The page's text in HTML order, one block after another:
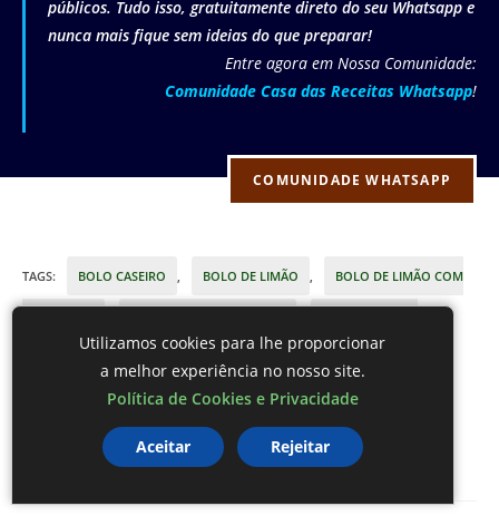
públicos. Tudo isso, gratuitamente direto do seu Whatsapp e
nunca mais fique sem ideias do que preparar!
Entre agora em Nossa Comunidade:
Comunidade Casa das Receitas Whatsapp!
COMUNIDADE WHATSAPP
TAGS: BOLO CASEIRO , BOLO DE LIMÃO , BOLO DE LIMÃO COM
CAFÉ COM BOLO CAFÉ DA TARDE
BOLO DE LIMÃO , RECEITA DE BOLO DE LIMÃO , RECEITA SEM
RECEITAS DE BOLO
Utilizamos cookies para lhe proporcionar
a melhor experiência no nosso site.
Política de Cookies e Privacidade
Aceitar Rejeitar